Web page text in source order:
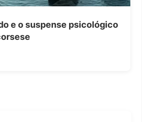
e o suspense psicológico